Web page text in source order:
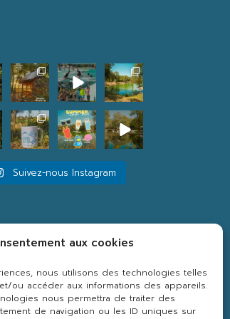
aux cookies
nous utilisons des technologies telles
ou accéder aux informations des appareils.
nous permettra de traiter des
de navigation ou les ID uniques sur
Suivez-nous Instagram